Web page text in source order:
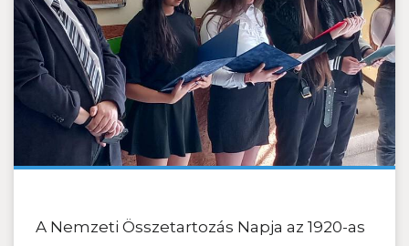
A Nemzeti Összetartozás Napja az 1920-as